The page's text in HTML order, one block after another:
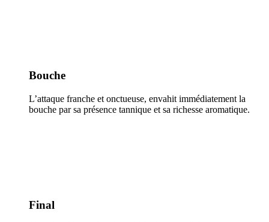
Bouche
L’attaque franche et onctueuse, envahit immédiatement la
bouche par sa présence tannique et sa richesse aromatique.
Final